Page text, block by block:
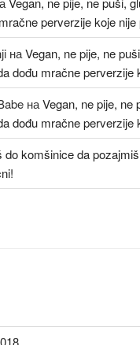
perverzije koje nije
наVegan, ne pije, ne
dođu mračne perverzije
наVegan, ne pije, ne
dođu mračne perverzije
do komšinice da